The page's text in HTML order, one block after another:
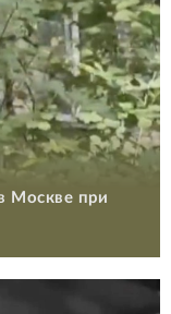
Москве при